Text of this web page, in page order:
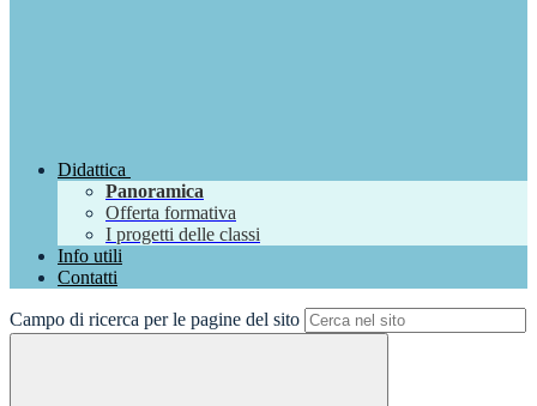
Didattica
Panoramica
Offerta formativa
I progetti delle classi
Info utili
Contatti
Campo di ricerca per le pagine del sito